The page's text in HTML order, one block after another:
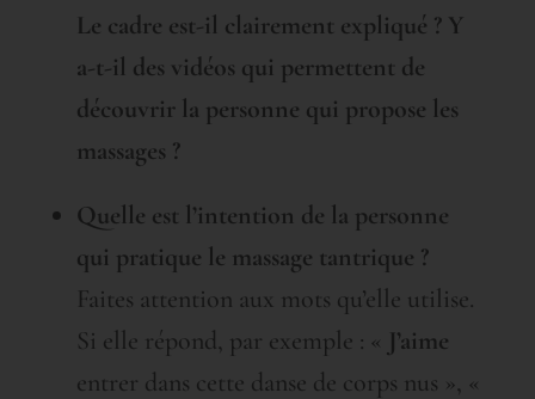
Le cadre est-il clairement expliqué ? Y
a-t-il des vidéos qui permettent de
découvrir la personne qui propose les
massages ?
Quelle est l’intention de la personne
qui pratique le massage tantrique ?
Faites attention aux mots qu’elle utilise.
Si elle répond, par exemple : « J’aime
entrer dans cette danse de corps nus », «